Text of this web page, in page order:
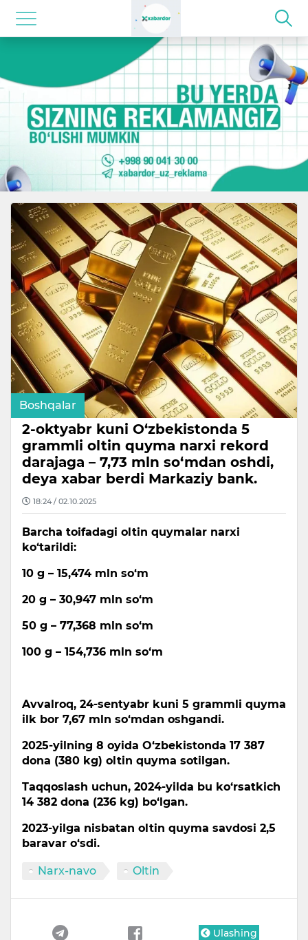
Boshqalar
2-oktyabr kuni O‘zbekistonda 5
grammli oltin quyma narxi rekord
darajaga – 7,73 mln so‘mdan oshdi,
deya xabar berdi Markaziy bank.
18:24 / 02.10.2025
Barcha toifadagi oltin quymalar narxi
ko‘tarildi:
10 g – 15,474 mln so‘m
20 g – 30,947 mln so‘m
50 g – 77,368 mln so‘m
100 g – 154,736 mln so‘m
Avvalroq, 24-sentyabr kuni 5 grammli quyma
ilk bor 7,67 mln so‘mdan oshgandi.
2025-yilning 8 oyida O‘zbekistonda 17 387
dona (380 kg) oltin quyma sotilgan.
Taqqoslash uchun, 2024-yilda bu ko‘rsatkich
14 382 dona (236 kg) bo‘lgan.
2023-yilga nisbatan oltin quyma savdosi 2,5
baravar o‘sdi.
Narx-navo Oltin
Ulashing